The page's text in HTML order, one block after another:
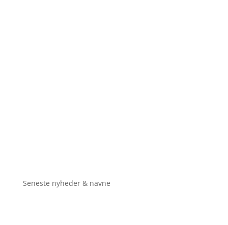
Seneste nyheder & navne